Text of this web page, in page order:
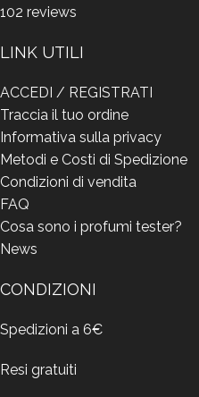
102 reviews
LINK UTILI
ACCEDI / REGISTRATI
Traccia il tuo ordine
Informativa sulla privacy
Metodi e Costi di Spedizione
Condizioni di vendita
FAQ
Cosa sono i profumi tester?
News
CONDIZIONI
Spedizioni a 6€
Resi gratuiti